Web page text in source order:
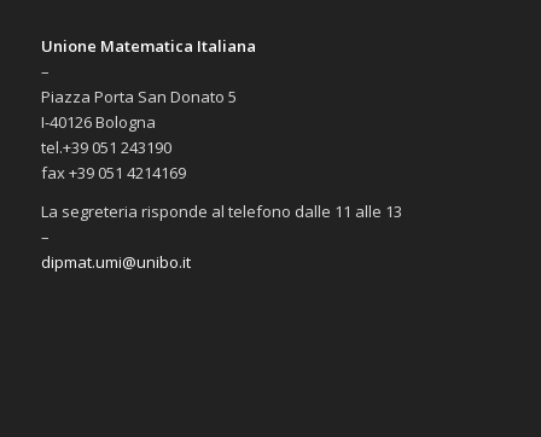
Unione Matematica Italiana
–
Piazza Porta San Donato 5
I-40126 Bologna
tel.+39 051 243190
fax +39 051 4214169
La segreteria risponde al telefono dalle 11 alle 13
–
dipmat.umi@unibo.it